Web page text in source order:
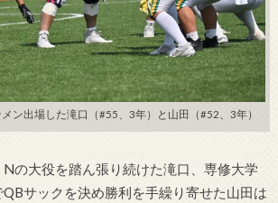
ン出場した滝口（#55、3年）と山田（#52、3年）
の大役を踏ん張り続けた滝口、専修大学
サックを決め勝利を手繰り寄せた山田は